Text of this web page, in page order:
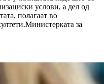
услови, а дел од
полагаат во
за